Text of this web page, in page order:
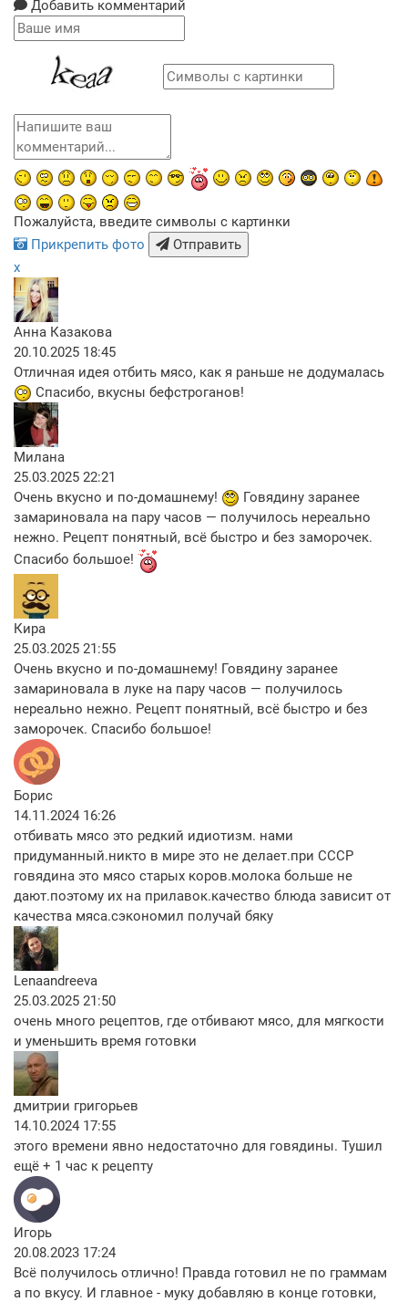
Добавить комментарий
Пожалуйста, введите символы с картинки
Прикрепить фото
Отправить
x
Анна Казакова
20.10.2025 18:45
Отличная идея отбить мясо, как я раньше не додумалась
Спасибо, вкусны бефстроганов!
Милана
25.03.2025 22:21
Очень вкусно и по-домашнему!
Говядину заранее
замариновала на пару часов — получилось нереально
нежно. Рецепт понятный, всё быстро и без заморочек.
Спасибо большое!
Кира
25.03.2025 21:55
Очень вкусно и по-домашнему! Говядину заранее
замариновала в луке на пару часов — получилось
нереально нежно. Рецепт понятный, всё быстро и без
заморочек. Спасибо большое!
Борис
14.11.2024 16:26
отбивать мясо это редкий идиотизм. нами
придуманный.никто в мире это не делает.при СССР
говядина это мясо старых коров.молока больше не
дают.поэтому их на прилавок.качество блюда зависит от
качества мяса.сэкономил получай бяку
Lenaandreeva
25.03.2025 21:50
очень много рецептов, где отбивают мясо, для мягкости
и уменьшить время готовки
дмитрии григорьев
14.10.2024 17:55
этого времени явно недостаточно для говядины. Тушил
ещё + 1 час к рецепту
Игорь
20.08.2023 17:24
Всё получилось отлично! Правда готовил не по граммам
а по вкусу. И главное - муку добавляю в конце готовки,